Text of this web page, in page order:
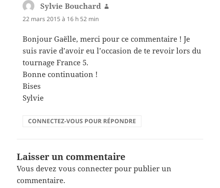
Sylvie Bouchard
22 mars 2015 à 16 h 52 min
Bonjour Gaëlle, merci pour ce commentaire ! Je
suis ravie d’avoir eu l’occasion de te revoir lors du
tournage France 5.
Bonne continuation !
Bises
Sylvie
CONNECTEZ-VOUS POUR RÉPONDRE
Laisser un commentaire
Vous devezvous connecter pour publier un
commentaire.